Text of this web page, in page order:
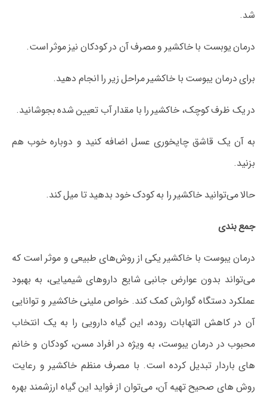
شد.
درمان یوبست با خاکشیر و مصرف آن در کودکان نیز موثر است.
برای درمان یبوست با خاکشیر مراحل زیر را انجام دهید.
در یک ظرف کوچک، خاکشیر را با مقدار آب تعیین شده بجوشانید.
به آن یک قاشق چایخوری عسل اضافه کنید و دوباره خوب هم
بزنید.
حالا می‌توانید خاکشیر را به کودک خود بدهید تا میل کند.
جمع‌ بندی
درمان یبوست با خاکشیر یکی از روش‌های طبیعی و موثر است که
می‌تواند بدون عوارض جانبی شایع داروهای شیمیایی، به بهبود
عملکرد دستگاه گوارش کمک کند. خواص ملینی خاکشیر و توانایی
آن در کاهش التهابات روده، این گیاه دارویی را به یک انتخاب
محبوب در درمان یبوست، به ویژه در افراد مسن، کودکان و خانم‌
های باردار تبدیل کرده است. با مصرف منظم خاکشیر و رعایت
روش‌ های صحیح تهیه آن، می‌توان از فواید این گیاه ارزشمند بهره‌